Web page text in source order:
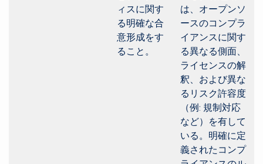
ィスに関す
る明確な合
意形成をす
ること。
は、オープンソ
ースのコンプラ
イアンスに関す
る異なる側面、
ライセンスの解
釈、および異な
るリスク許容度
（例: 規制対応
など）を有して
いる。明確に定
義されたコンプ